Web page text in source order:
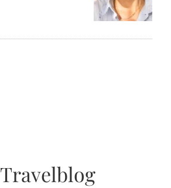
Travelblog